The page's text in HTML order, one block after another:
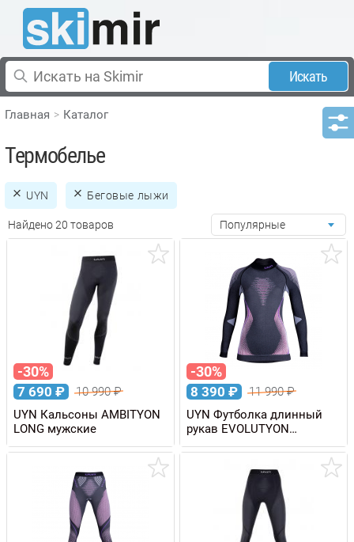
Искать
Главная Каталог
Термобелье
UYN Беговые лыжи
Найдено 20 товаров Популярные
-30%
7 690 ₽ 10 990₽
UYN Кальсоны AMBITYON
LONG мужские
-30%
8 390 ₽ 11 990₽
UYN Футболка длинный
рукав EVOLUTYON
MELANGE с высоким
воротом, женская